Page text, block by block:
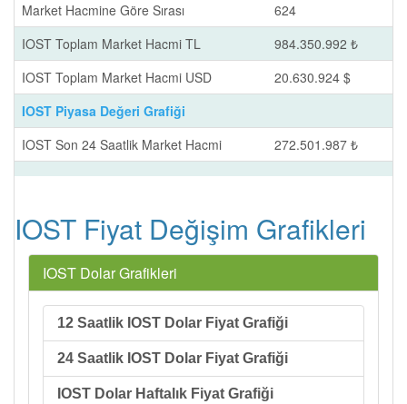
Market Hacmine Göre Sırası
624
IOST Toplam Market Hacmi TL
984.350.992 ₺
IOST Toplam Market Hacmi USD
20.630.924 $
IOST Piyasa Değeri Grafiği
IOST Son 24 Saatlik Market Hacmi
272.501.987 ₺
IOST Fiyat Değişim Grafikleri
IOST Dolar Grafikleri
12 Saatlik IOST Dolar Fiyat Grafiği
24 Saatlik IOST Dolar Fiyat Grafiği
IOST Dolar Haftalık Fiyat Grafiği